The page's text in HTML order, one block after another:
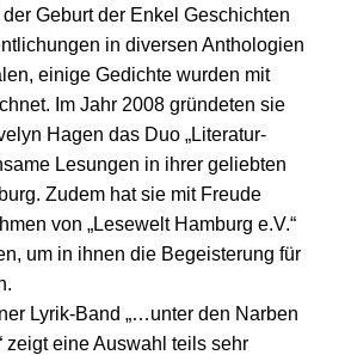
Geburt der Enkel Geschichten
in diversen Anthologien
einige Gedichte wurden mit
Im Jahr 2008 gründeten sie
Hagen das Duo „Literatur-
Lesungen in ihrer geliebten
Zudem hat sie mit Freude
von „Lesewelt Hamburg e.V.“
um in ihnen die Begeisterung für
Lyrik-Band „…unter den Narben
zeigt eine Auswahl teils sehr